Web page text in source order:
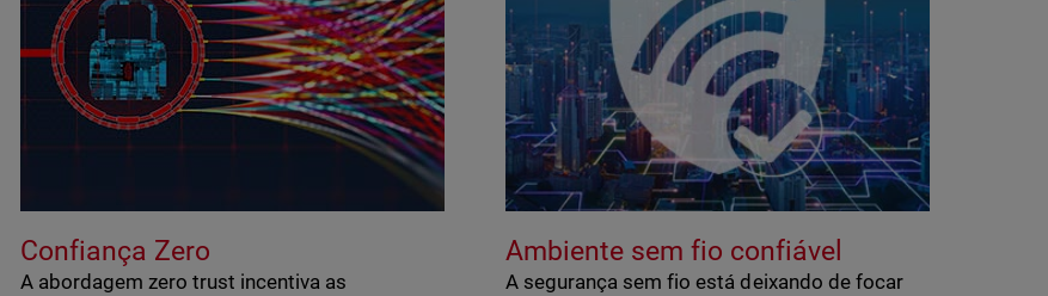
Confiança Zero
A abordagem zero trust incentiva as
Ambiente sem fio confiável
A segurança sem fio está deixando de focar